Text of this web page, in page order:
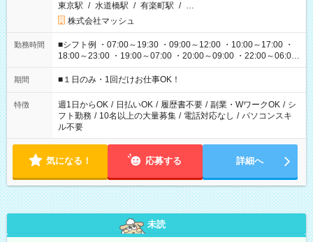
東京駅 / 水道橋駅 / 有楽町駅 / …
株式会社マッシュ
勤務時間
■シフト例 ・07:00～19:30 ・09:00～12:00 ・10:00～17:00 ・
18:00～23:00 ・19:00～07:00 ・20:00～09:00 ・22:00～06:00
etc ★最短で3時間で5,120円のお仕事から 15時間で2万円近く稼
げるお仕事も！ ご希望のお時間に合わせてご紹介！ ※シフトは
ください！
期間 ■１日のみ・1回だけお仕事OK！
特徴 週1日からOK / 日払いOK / 履歴書不要 / 副業・WワークOK / シ
フト勤務 / 10名以上の大量募集 / 電話対応なし / パソコンスキ
ル不要
気になる！ 応募する 詳細へ
未読